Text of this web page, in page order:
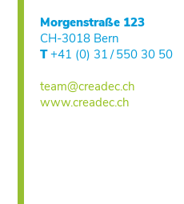
Morgenstraße 123
CH-3018 Bern
T+41 (0) 31 / 550 30 50
team@creadec.ch
www.creadec.ch